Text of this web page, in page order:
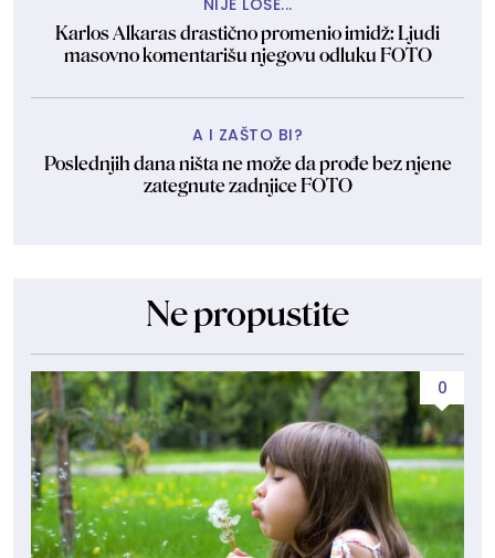
Karlos Alkaras drastično promenio imidž: Ljudi
masovno komentarišu njegovu odluku FOTO
A I ZAŠTO BI?
Poslednjih dana ništa ne može da prođe bez njene
zategnute zadnjice FOTO
Ne propustite
0